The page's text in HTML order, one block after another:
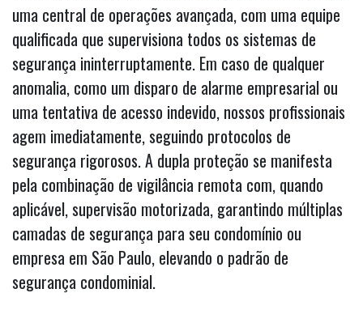
uma central de operações avançada, com uma equipe
qualificada que supervisiona todos os sistemas de
segurança ininterruptamente. Em caso de qualquer
anomalia, como um disparo de alarme empresarial ou
uma tentativa de acesso indevido, nossos profissionais
agem imediatamente, seguindo protocolos de
segurança rigorosos. A dupla proteção se manifesta
pela combinação de vigilância remota com, quando
aplicável, supervisão motorizada, garantindo múltiplas
camadas de segurança para seu condomínio ou
empresa em São Paulo, elevando o padrão de
segurança condominial.